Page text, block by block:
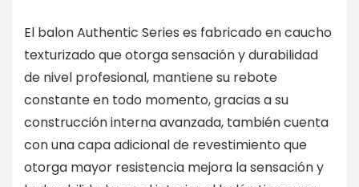
El balon Authentic Series es fabricado en caucho
texturizado que otorga sensación y durabilidad
de nivel profesional, mantiene su rebote
constante en todo momento, gracias a su
construcción interna avanzada, también cuenta
con una capa adicional de revestimiento que
otorga mayor resistencia mejora la sensación y